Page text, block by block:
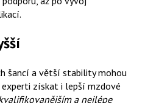
šancí a větší stability mohou
získat i lepší mzdové
a nejlépe